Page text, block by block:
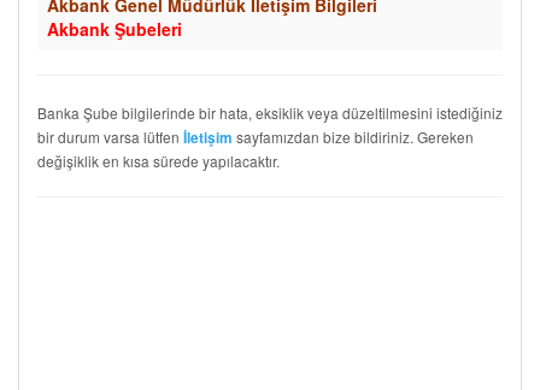
Akbank Genel Müdürlük İletişim Bilgileri
Akbank Şubeleri
Banka Şube bilgilerinde bir hata, eksiklik veya düzeltilmesini istediğiniz
bir durum varsa lütfen İletişim sayfamızdan bize bildiriniz. Gereken
değişiklik en kısa sürede yapılacaktır.